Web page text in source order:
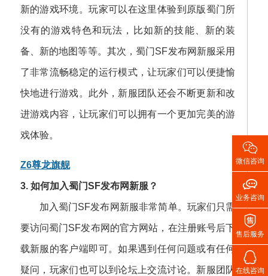
新的游戏环境。玩家可以在这里体验到原版蜀门所
没有的游戏特色和玩法，比如新的技能、新的装
备、新的地图等等。其次，蜀门SF发布网新服采用
了非常流畅稳定的运行模式，让玩家们可以便捷愉
快地进行游戏。此外，新服团队还会不断更新和改
进游戏内容，让玩家们可以拥有一个更加完美的游
戏体验。
Z6尊龙旗舰
3. 如何加入蜀门SF发布网新服？
加入蜀门SF发布网新服非常简单。玩家们只需
要访问蜀门SF发布网的官方网站，在注册账号后下
载新服的客户端即可。如果遇到任何问题或有任何
疑问，玩家们也可以到论坛上交流讨论。新服团队

微信咨询

业务咨询

售后服务

在线咨询